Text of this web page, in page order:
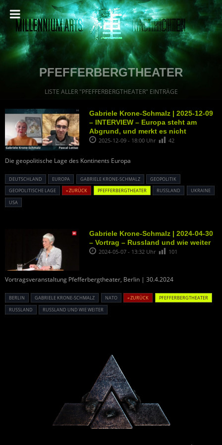
PFEFFERBERGTHEATER
LISTE ALLER "PFEFFERBERGTHEATER" EINTRÄGE
Gabriele Krone-Schmalz | 2025-12-09
– INTERVIEW – Europa steht am
Abgrund, und merkt es nicht
2025-12-09 - 18:00 Uhr 42
Die geopolitische Lage des Kontinents Europa
DEUTSCHLAND EUROPA GABRIELE KRONE-SCHMALZ
GEOPOLITIK
GEOPOLITISCHE LAGE
« ZURÜCK PFEFFERBERGTHEATER RUSSLAND
UKRAINE
USA
Gabriele Krone-Schmalz | 2024-04-30
– Vortrag – Russland und wie weiter
2024-05-07 - 13:32 Uhr 101
Vortragsveranstaltung Pfefferbergtheater, Berlin | 30.4.2024
BERLIN GABRIELE KRONE-SCHMALZ NATO « ZURÜCK
PFEFFERBERGTHEATER
RUSSLAND
RUSSLAND UND WIE WEITER
Powered By :